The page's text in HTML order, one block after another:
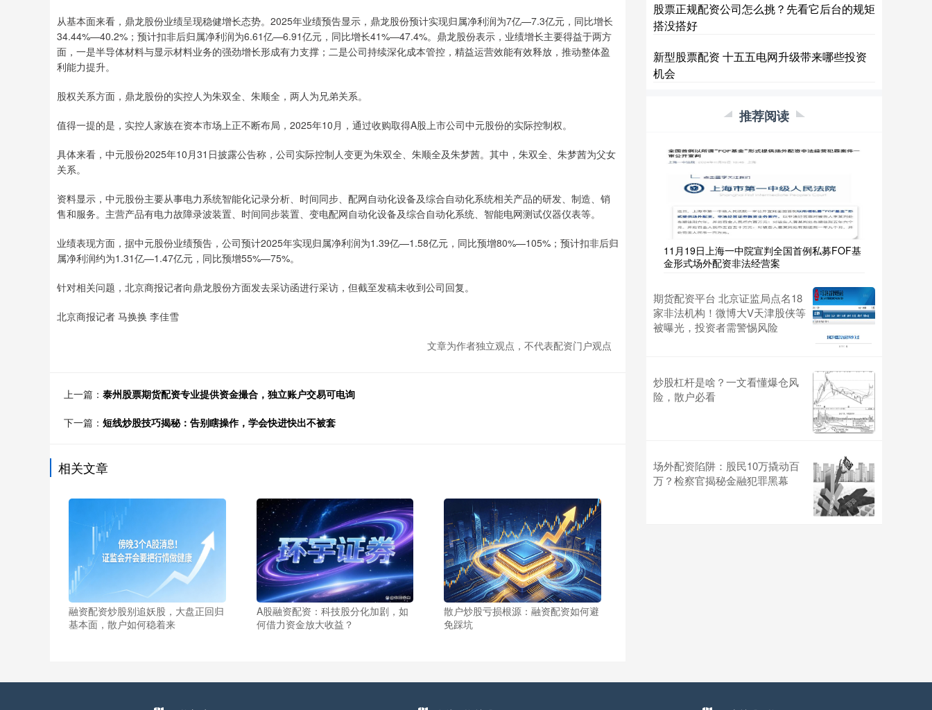
从基本面来看，鼎龙股份业绩呈现稳健增长态势。2025年业绩预告显示，鼎龙股份预计实现归属净利润为7亿—7.3亿元，同比增长
34.44%—40.2%；预计扣非后归属净利润为6.61亿—6.91亿元，同比增长41%—47.4%。鼎龙股份表示，业绩增长主要得益于两方
面，一是半导体材料与显示材料业务的强劲增长形成有力支撑；二是公司持续深化成本管控，精益运营效能有效释放，推动整体盈
利能力提升。
股权关系方面，鼎龙股份的实控人为朱双全、朱顺全，两人为兄弟关系。
值得一提的是，实控人家族在资本市场上正不断布局，2025年10月，通过收购取得A股上市公司中元股份的实际控制权。
具体来看，中元股份2025年10月31日披露公告称，公司实际控制人变更为朱双全、朱顺全及朱梦茜。其中，朱双全、朱梦茜为父女
关系。
资料显示，中元股份主要从事电力系统智能化记录分析、时间同步、配网自动化设备及综合自动化系统相关产品的研发、制造、销
售和服务。主营产品有电力故障录波装置、时间同步装置、变电配网自动化设备及综合自动化系统、智能电网测试仪器仪表等。
业绩表现方面，据中元股份业绩预告，公司预计2025年实现归属净利润为1.39亿—1.58亿元，同比预增80%—105%；预计扣非后归
属净利润约为1.31亿—1.47亿元，同比预增55%—75%。
针对相关问题，北京商报记者向鼎龙股份方面发去采访函进行采访，但截至发稿未收到公司回复。
北京商报记者 马换换 李佳雪
文章为作者独立观点，不代表配资门户观点
上一篇： 泰州股票期货配资专业提供资金撮合，独立账户交易可电询
下一篇： 短线炒股技巧揭秘：告别瞎操作，学会快进快出不被套
相关文章
融资配资炒股别追妖股，大盘正回归
基本面，散户如何稳着来
A股融资配资：科技股分化加剧，如
何借力资金放大收益？
散户炒股亏损根源：融资配资如何避
免踩坑
股票正规配资公司怎么挑？先看它后台的规矩
搭没搭好
新型股票配资 十五五电网升级带来哪些投资
机会
推荐阅读
11月19日上海一中院宣判全国首例私募FOF基
金形式场外配资非法经营案
期货配资平台 北京证监局点名18
家非法机构！微博大V天津股侠等
被曝光，投资者需警惕风险
炒股杠杆是啥？一文看懂爆仓风
险，散户必看
场外配资陷阱：股民10万撬动百
万？检察官揭秘金融犯罪黑幕